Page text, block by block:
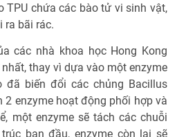
TPU chứa các bào tử vi sinh vật,
ra bãi rác.
các nhà khoa học Hong Kong
thay vì dựa vào một enzyme
đã biến đổi các chủng Bacillus
enzyme hoạt động phối hợp và
một enzyme sẽ tách các chuỗi
ban đầu, enzyme còn lại sẽ